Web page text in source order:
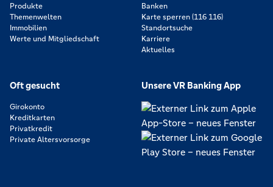
Produkte
Themenwelten
Immobilien
Werte und Mitgliedschaft
Banken
Karte sperren (116 116)
Standortsuche
Karriere
Aktuelles
Oft gesucht
Girokonto
Kreditkarten
Privatkredit
Private Altersvorsorge
Unsere VR Banking App